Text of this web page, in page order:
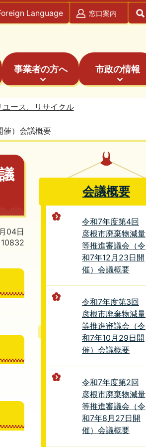
Language 窓口案内
事業者の方へ 市政の情報
ユース、リサイクル
催）会議概要
04日
10832
会議概要
令和7年度第4回
彦根市廃棄物減量
等推進審議会（令
和7年12月23日開
催）会議概要
令和7年度第3回
彦根市廃棄物減量
等推進審議会（令
和7年10月29日開
催）会議概要
令和7年度第2回
彦根市廃棄物減量
等推進審議会（令
和7年8月27日開
催）会議概要